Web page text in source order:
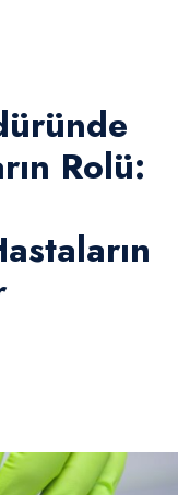
Rolü: